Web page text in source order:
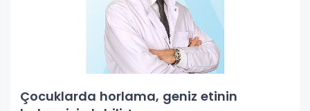
Çocuklarda horlama, geniz etinin